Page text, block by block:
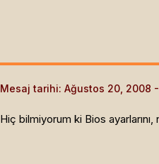
Mesaj tarihi: Ağustos 20, 2008
Hiç bilmiyorum ki Bios